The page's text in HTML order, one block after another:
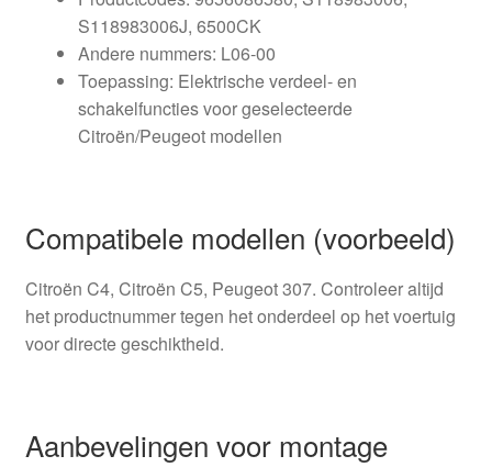
S118983006J, 6500CK
Andere nummers: L06-00
Toepassing: Elektrische verdeel- en
schakelfuncties voor geselecteerde
Citroën/Peugeot modellen
Compatibele modellen (voorbeeld)
Citroën C4, Citroën C5, Peugeot 307. Controleer altijd
het productnummer tegen het onderdeel op het voertuig
voor directe geschiktheid.
Aanbevelingen voor montage